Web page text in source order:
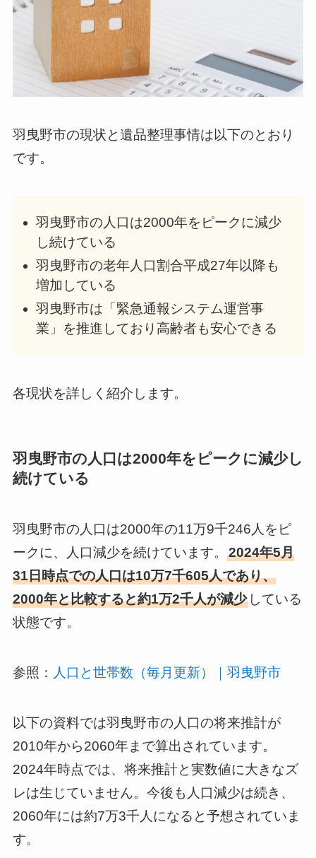
羽曳野市の現状と遺品整理事情は以下のとおり
です。
羽曳野市の人口は2000年をピークに減少
し続けている
羽曳野市の老年人口割合平成27年以降も
増加している
羽曳野市は「緊急通報システム運営事
業」を推進しており高齢者も安心できる
各現状を詳しく紹介します。
羽曳野市の人口は2000年をピークに減少し
続けている
羽曳野市の人口は2000年の11万9千246人をピ
ークに、人口減少を続けています。 2024年5月
31日時点での人口は10万7千605人であり、
2000年と比較すると約1万2千人が減少している
状態です。
参照： 人口と世帯数（毎月更新）｜羽曳野市
以下の資料では羽曳野市の人口の将来推計が
2010年から2060年まで算出されています。
2024年時点では、将来推計と実数値に大きなズ
レは生じていません。今後も人口減少は続き、
2060年には約7万3千人になると予想されていま
す。